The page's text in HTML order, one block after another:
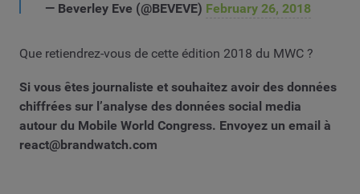
— Beverley Eve (@BEVEVE) February 26, 2018
Que retiendrez-vous de cette édition 2018 du MWC ?
Si vous êtes journaliste et souhaitez avoir des données
chiffrées sur l’analyse des données social media
autour du Mobile World Congress. Envoyez un email à
react@brandwatch.com